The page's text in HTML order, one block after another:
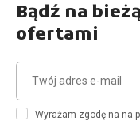
Bądź na
ofertami
Wyrażam zgodę na na